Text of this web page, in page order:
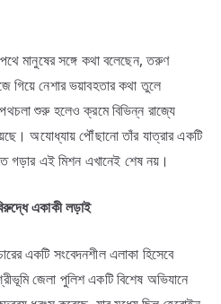
মানুষের সঙ্গে কথা বলেছেন, তরুণ
নেশার ভয়াবহতার কথা তুলে
শুরু হলেও ক্রমে বিভিন্ন রাজ্যে
অযোধ্যায় পৌঁছানো তাঁর যাত্রার একটি
গড়ার এই মিশন এখানেই শেষ নয়।
একাকীলড়াই
একটি সংবেদনশীল এলাকা হিসেবে
জেলা পুলিশ একটি বিশেষ অভিযানে